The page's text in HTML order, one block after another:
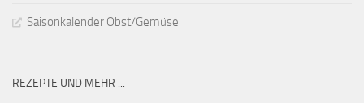
Saisonkalender Obst/Gemüse
REZEPTE UND MEHR ...